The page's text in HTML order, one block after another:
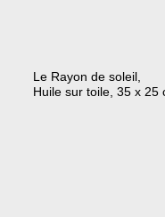
Le Rayon de soleil,
Huile sur toile, 35 x 25